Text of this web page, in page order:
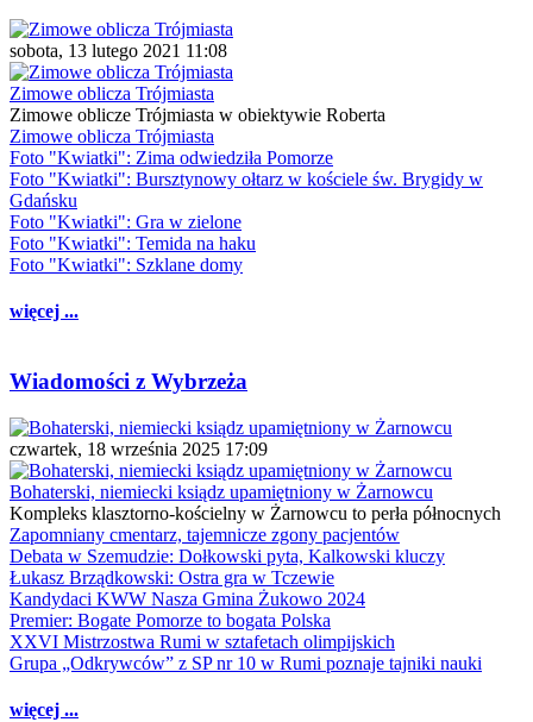
sobota, 13 lutego 2021 11:08
Zimowe oblicza Trójmiasta
Zimowe oblicze Trójmiasta w obiektywie Roberta
Zimowe oblicza Trójmiasta
Foto "Kwiatki": Zima odwiedziła Pomorze
Foto "Kwiatki": Bursztynowy ołtarz w kościele św. Brygidy w
Gdańsku
Foto "Kwiatki": Gra w zielone
Foto "Kwiatki": Temida na haku
Foto "Kwiatki": Szklane domy
więcej ...
Wiadomości z Wybrzeża
czwartek, 18 września 2025 17:09
Bohaterski, niemiecki ksiądz upamiętniony w Żarnowcu
Kompleks klasztorno-kościelny w Żarnowcu to perła północnych
Zapomniany cmentarz, tajemnicze zgony pacjentów
Debata w Szemudzie: Dołkowski pyta, Kalkowski kluczy
Łukasz Brządkowski: Ostra gra w Tczewie
Kandydaci KWW Nasza Gmina Żukowo 2024
Premier: Bogate Pomorze to bogata Polska
XXVI Mistrzostwa Rumi w sztafetach olimpijskich
Grupa „Odkrywców” z SP nr 10 w Rumi poznaje tajniki nauki
więcej ...